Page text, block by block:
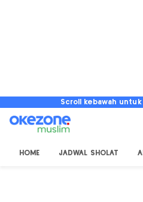
Scroll kebawah
HOME JADWAL SHOLAT